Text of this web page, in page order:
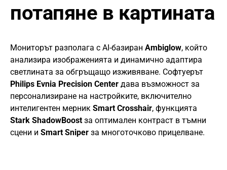
потапяне в картината
Мониторът разполага с AI-базиран Ambiglow, който
анализира изображенията и динамично адаптира
светлината за обгръщащо изживяване. Софтуерът
Philips Evnia Precision Center дава възможност за
персонализиране на настройките, включително
интелигентен мерник Smart Crosshair, функцията
Stark ShadowBoost за оптимален контраст в тъмни
сцени и Smart Sniper за многоточково прицелване.